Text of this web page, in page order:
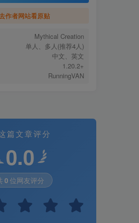
作者网站看原贴
Mythical Creation
单人、多人(推荐4人)
中文、英文
1.20.2+
RunningVAN
篇文章评分
0.0
0 位网友评分